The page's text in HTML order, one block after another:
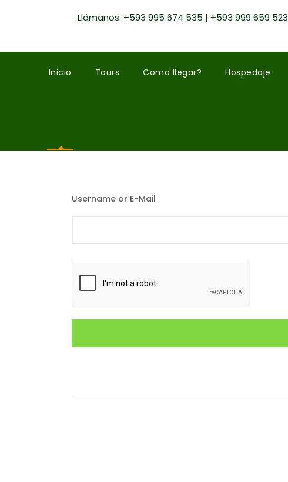
Llámanos: +593 995 674 535 | +593 999 659 523
Inicio Tours Como llegar? Hospedaje
Username or E-Mail